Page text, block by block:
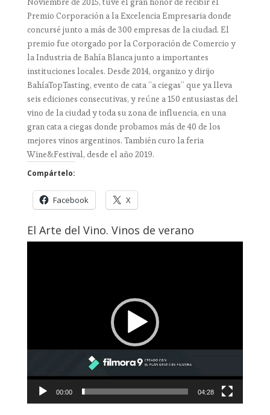
Premio Corporación a la Excelencia Empresaria donde
concursé junto a más de 300 empresas de la ciudad. El
premio fue otorgado por la Corporación de Comercio y
la Industria de Bahía Blanca junto a importantes
instituciones locales. Desde 2014, organizo y dirijo
BahíaTopTasting, evento de cata “a ciegas” que ya lleva
seis ediciones consecutivas, y reúne a 150 entusiastas del
vino de la ciudad y toda su zona de influencia, en una
gran cata a ciegas donde probamos más de 40 de los
mejores vinos argentinos. También curo la feria
Wine&Festival, desde el año 2019.
Compártelo:
Facebook X
El Arte del Vino. Vinos de verano
00:00 04:28